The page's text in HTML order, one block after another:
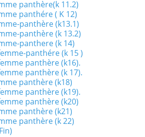
panthère(k 11.2)
panthére ( K 12)
panthère (k13.1)
panthère (k 13.2)
panthere (k 14)
panthére (k 15 )
panthère (k16).
panthère (k 17).
panthère (k18)
panthère (k19).
panthère (k20)
panthère (k21)
panthère (k 22)